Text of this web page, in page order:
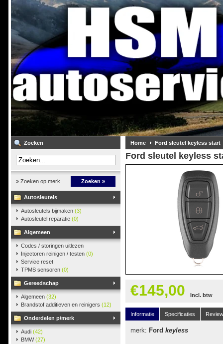
Zoeken
» Zoeken op merk Zoeken »
Autosleutels
Autosleutels bijmaken (3)
Autosleutel reparatie (0)
Algemeen
Codes / storingen uitlezen
Injectoren reinigen / testen (0)
Service reset
TPMS sensoren (0)
Gereedschap
Algemeen (32)
Brandstof additieven en reinigers (12)
Onderdelen p/merk
Audi (42)
BMW(27)
Home Ford sleutel keyless start
Ford sleutel keyless
€145,00 Incl. btw
Informatie Specificaties
merk: Ford keyless